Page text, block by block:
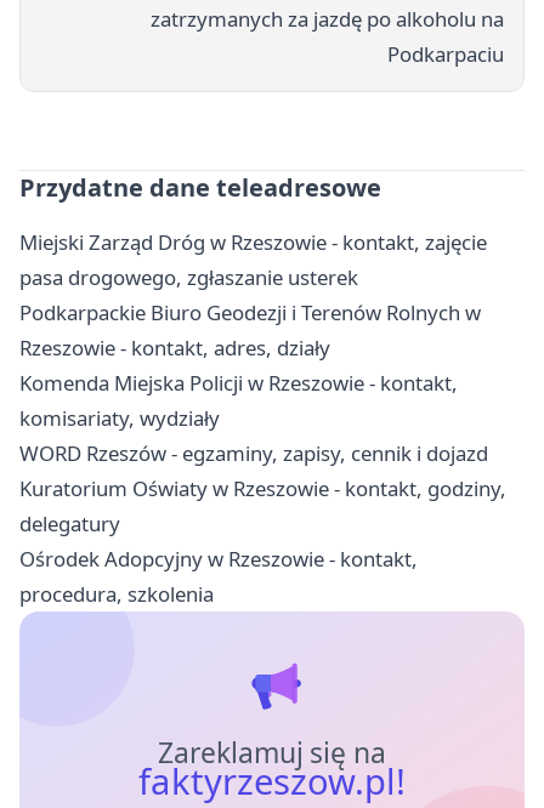
zatrzymanych za jazdę po alkoholu na
Podkarpaciu
Przydatne dane teleadresowe
Miejski Zarząd Dróg w Rzeszowie - kontakt, zajęcie
pasa drogowego, zgłaszanie usterek
Podkarpackie Biuro Geodezji i Terenów Rolnych w
Rzeszowie - kontakt, adres, działy
Komenda Miejska Policji w Rzeszowie - kontakt,
komisariaty, wydziały
WORD Rzeszów - egzaminy, zapisy, cennik i dojazd
Kuratorium Oświaty w Rzeszowie - kontakt, godziny,
delegatury
Ośrodek Adopcyjny w Rzeszowie - kontakt,
procedura, szkolenia
Zareklamuj się na
faktyrzeszow.pl!